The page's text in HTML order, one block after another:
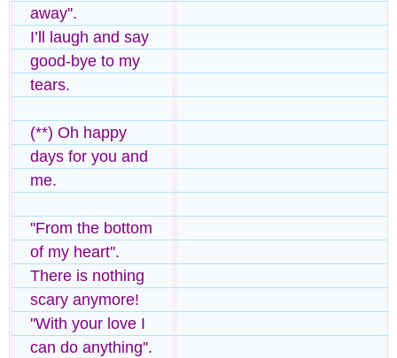
away''.
I’ll laugh and say
good-bye to my
tears.
(**) Oh happy
days for you and
me.
''From the bottom
of my heart''.
There is nothing
scary anymore!
''With your love I
can do anything''.